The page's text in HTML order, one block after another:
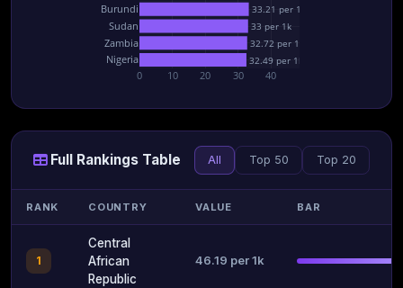
33.21 per 1k
33 per 1k
32.72 per 1k
32.49 per 1k
0 10 20 30 40
Nigeria
Zambia
Sudan
Burundi
Full Rankings Table All Top 50 Top 20
RANK COUNTRY VALUE BAR
1
Central
African
Republic
46.19 per 1k